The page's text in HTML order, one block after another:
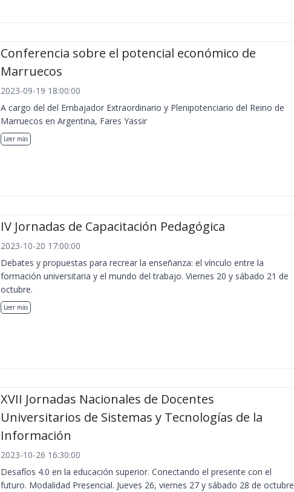
Conferencia sobre el potencial económico de
Marruecos
2023-09-19 18:00:00
A cargo del del Embajador Extraordinario y Plenipotenciario del Reino de
Marruecos en Argentina, Fares Yassir
Leer más
IV Jornadas de Capacitación Pedagógica
2023-10-20 17:00:00
Debates y propuestas para recrear la enseñanza: el vínculo entre la
formación universitaria y el mundo del trabajo. Viernes 20 y sábado 21 de
octubre.
Leer más
XVII Jornadas Nacionales de Docentes
Universitarios de Sistemas y Tecnologías de la
Información
2023-10-26 16:30:00
Desafíos 4.0 en la educación superior. Conectando el presente con el
futuro. Modalidad Presencial. Jueves 26, viernes 27 y sábado 28 de octubre